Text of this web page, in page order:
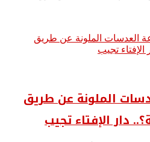
الملونة عن طريق
دار الإفتاء تجيب